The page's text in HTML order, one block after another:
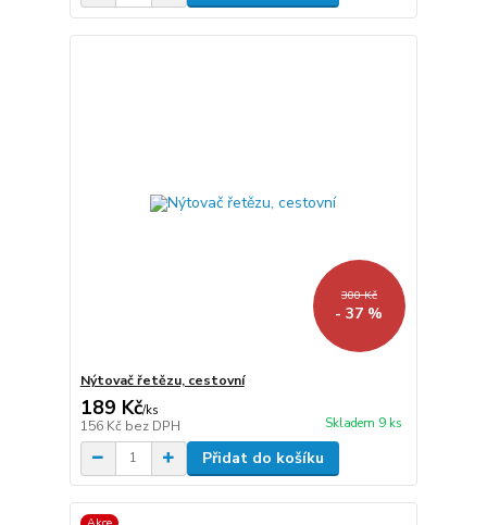
300 Kč
- 37 %
Nýtovač řetězu, cestovní
189 Kč/ks
156 Kč bez DPH Skladem 9 ks
Přidat do košíku